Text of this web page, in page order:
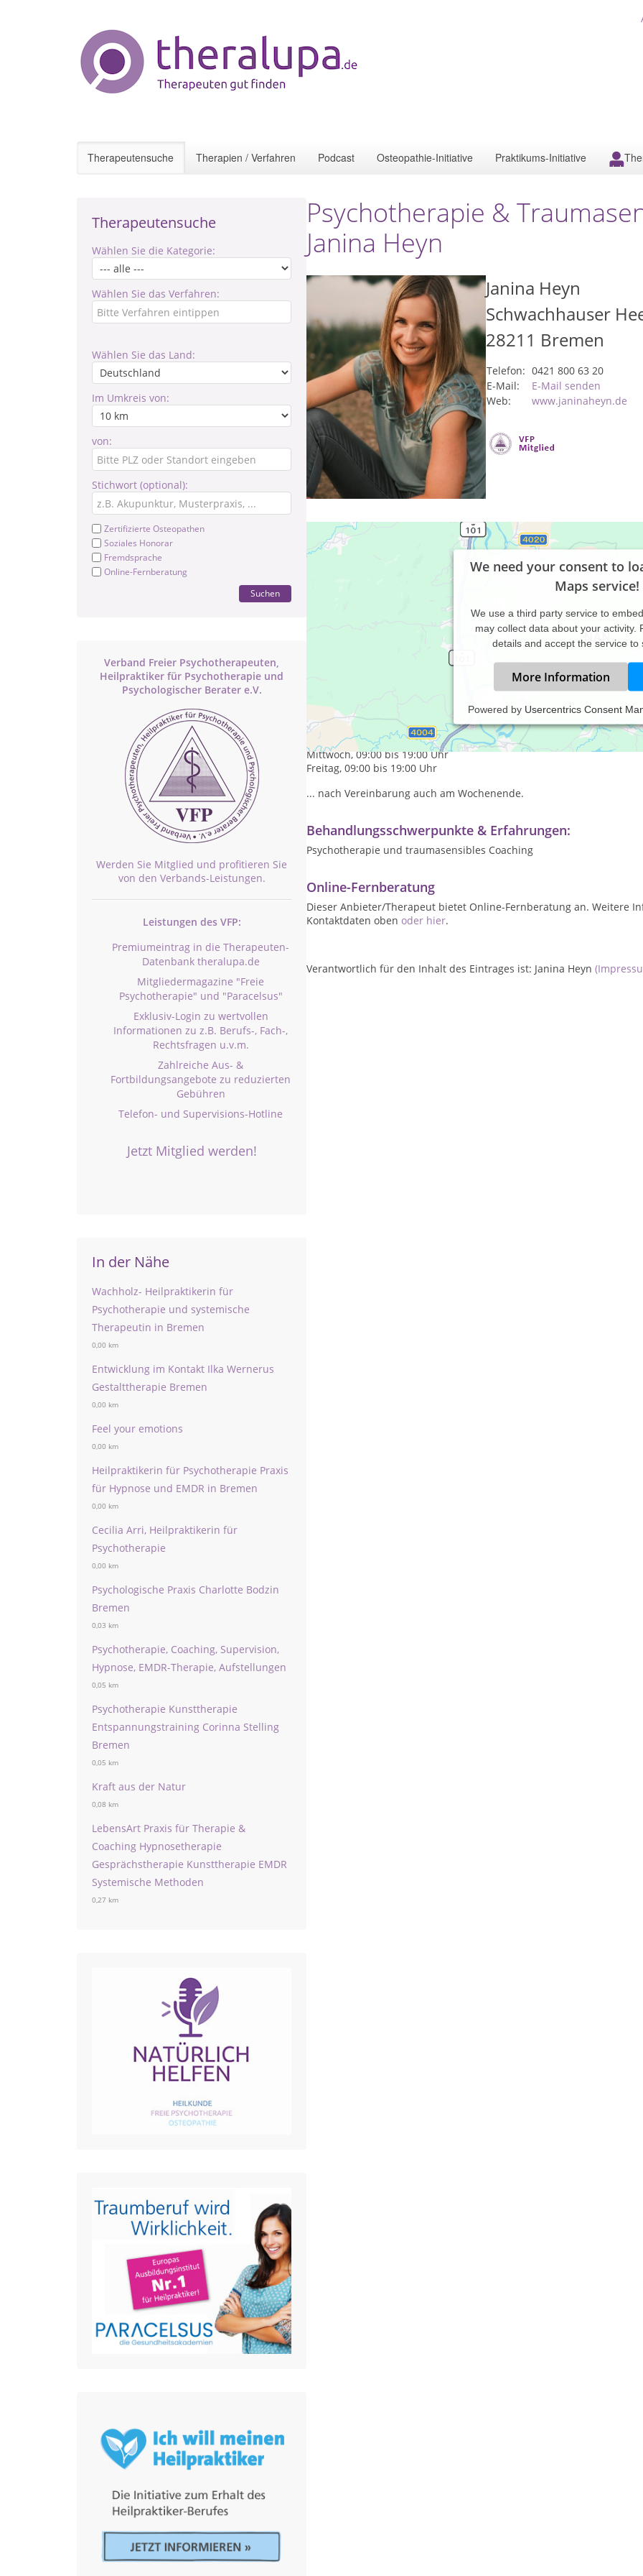
Therapeutensuche Therapien / Verfahren Podcast Osteopathie-Initiative Praktikums-Initiative
Therapeutensuche
Wählen Sie die Kategorie:
Wählen Sie das Verfahren:
Wählen Sie das Land:
Im Umkreis von:
von:
Stichwort (optional):
Zertifizierte Osteopathen
Soziales Honorar
Fremdsprache
Online-Fernberatung
Suchen
Verband Freier Psychotherapeuten,
Heilpraktiker für Psychotherapie und
Psychologischer Berater e.V.
Werden Sie Mitglied und profitieren Sie
von den Verbands-Leistungen.
Leistungen des VFP:
Premiumeintrag in die Therapeuten-
Datenbank theralupa.de
Mitgliedermagazine "Freie
Psychotherapie" und "Paracelsus"
Exklusiv-Login zu wertvollen
Informationen zu z.B. Berufs-, Fach-,
Rechtsfragen u.v.m.
Zahlreiche Aus- &
Fortbildungsangebote zu reduzierten
Gebühren
Telefon- und Supervisions-Hotline
Jetzt Mitglied werden!
In der Nähe
Wachholz- Heilpraktikerin für
Psychotherapie und systemische
Therapeutin in Bremen
0,00 km
Entwicklung im Kontakt Ilka Wernerus
Gestalttherapie Bremen
0,00 km
Feel your emotions
0,00 km
Heilpraktikerin für Psychotherapie Praxis
für Hypnose und EMDR in Bremen
0,00 km
Cecilia Arri, Heilpraktikerin für
Psychotherapie
0,00 km
Psychologische Praxis Charlotte Bodzin
Bremen
0,03 km
Psychotherapie, Coaching, Supervision,
Hypnose, EMDR-Therapie, Aufstellungen
0,05 km
Psychotherapie Kunsttherapie
Entspannungstraining Corinna Stelling
Bremen
0,05 km
Kraft aus der Natur
0,08 km
LebensArt Praxis für Therapie &
Coaching Hypnosetherapie
Gesprächstherapie Kunsttherapie EMDR
Systemische Methoden
0,27 km
Psychotherapie &
Janina Heyn
Janina Heyn
Schwachhauser
28211 Bremen
Telefon: 0421 800 63 20
E-Mail:
E-Mail senden
Web:
www.janinaheyn.de
We need your consent to
Maps service!
We use a third party service to
may collect data about your activity.
details and accept the service to
More Information
Powered by Usercentrics Consent
Praxiszeiten:
Montag, 09:00 bis 19:00 Uhr
Mittwoch, 09:00 bis 19:00 Uhr
Freitag, 09:00 bis 19:00 Uhr
... nach Vereinbarung auch am Wochenende.
Behandlungsschwerpunkte & Erfahrungen:
Psychotherapie und traumasensibles Coaching
Online-Fernberatung
Dieser Anbieter/Therapeut bietet Online-Fernberatung an. Weitere
Kontaktdaten oben oder hier.
Verantwortlich für den Inhalt des Eintrages ist: Janina Heyn